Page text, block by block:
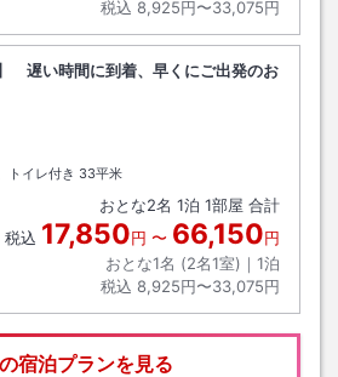
税込 8,925円〜33,075円
遅い時間に到着、早くにご出発のお
ウト
トイレ付き 33平米
おとな2名 1泊 1部屋 合計
税込 17,850円 〜 66,150円
おとな1名 (2名1室)｜ 1泊
税込 8,925円〜33,075円
宿泊プランを見る